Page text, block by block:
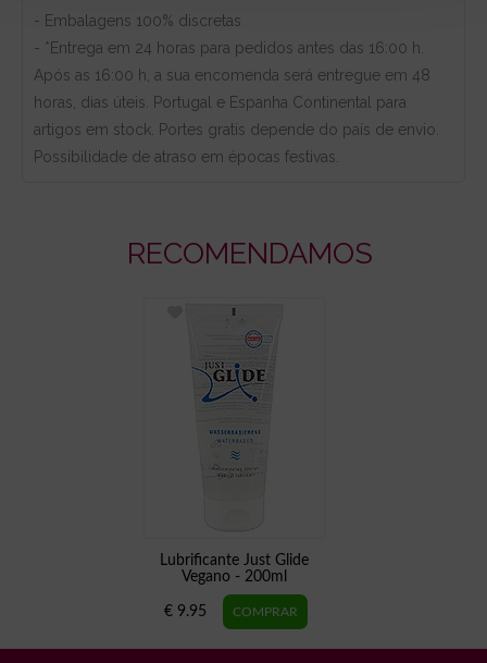
- Embalagens 100% discretas
- *Entrega em 24 horas para pedidos antes das 16:00 h.
Após as 16:00 h, a sua encomenda será entregue em 48
horas, dias úteis. Portugal e Espanha Continental para
artigos em stock. Portes gratis depende do país de envio.
Possibilidade de atraso em épocas festivas.
RECOMENDAMOS
Lubrificante Just Glide
Vegano - 200ml
€ 9.95